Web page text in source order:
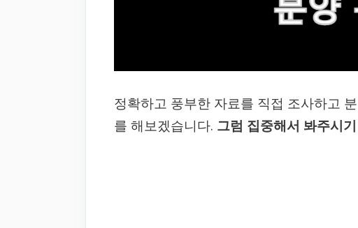
정확하고 풍부한 자료를 직접 조사하고
를 해보겠습니다. 그럼 집중해서 봐주시